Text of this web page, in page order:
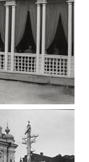
1947
(1945-
a comment